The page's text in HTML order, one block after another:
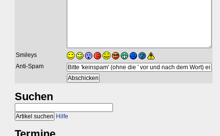
Smileys
Anti-Spam
Suchen
Hilfe